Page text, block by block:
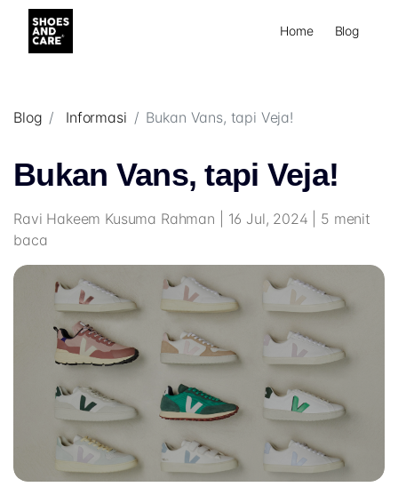
Home Blog
Blog Informasi Bukan Vans, tapi Veja!
Bukan Vans, tapi Veja!
Ravi Hakeem Kusuma Rahman | 16 Jul, 2024 | 5 menit
baca